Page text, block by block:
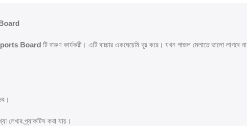
Board টি দারুণ কার্যকরী। এটি বাচ্চার একঘেয়েমি দূর করে। যখন পাজল মেলাতে ভালো
লেখার প্র্যাকটিস করা যায়।